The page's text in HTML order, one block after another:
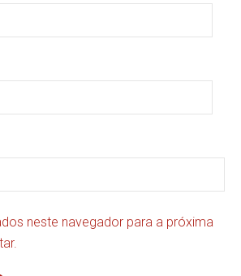
neste navegador para a próxima